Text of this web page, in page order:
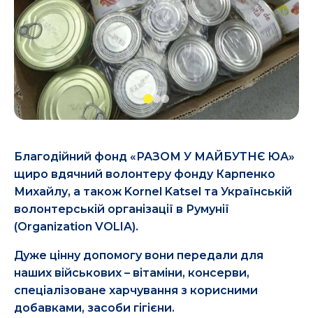
Благодійний фонд «РАЗОМ У МАЙБУТНЄ ЮА»
щиро вдячний волонтеру фонду Карпенко
Михайлу, а також Kornel Katsel та Українській
волонтерській організації в Румунії
(Organization VOLIA).
Дуже цінну допомогу вони передали для
наших військових – вітаміни, консерви,
спеціалізоване харчування з корисними
добавками, засоби гігієни.